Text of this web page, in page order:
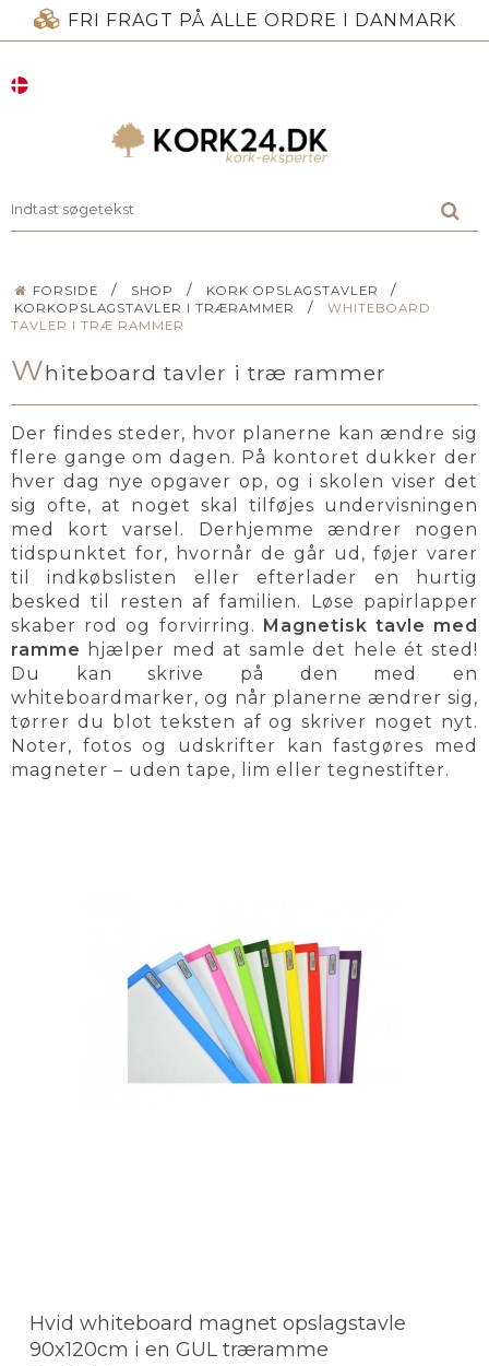
FRI FRAGT PÅ ALLE ORDRE I DANMARK
FORSIDE / SHOP / KORK OPSLAGSTAVLER /
KORKOPSLAGSTAVLER I TRÆRAMMER /
WHITEBOARD
TAVLER I TRÆ RAMMER
Whiteboard tavler i træ rammer
Der findes steder, hvor planerne kan ændre sig
flere gange om dagen. På kontoret dukker der
hver dag nye opgaver op, og i skolen viser det
sig ofte, at noget skal tilføjes undervisningen
med kort varsel. Derhjemme ændrer nogen
tidspunktet for, hvornår de går ud, føjer varer
til indkøbslisten eller efterlader en hurtig
besked til resten af familien. Løse papirlapper
skaber rod og forvirring.
Magnetisk tavle med
ramme hjælper med at samle det hele ét sted!
Du kan skrive på den med en
whiteboardmarker, og når planerne ændrer sig,
tørrer du blot teksten af og skriver noget nyt.
Noter, fotos og udskrifter kan fastgøres med
magneter – uden tape, lim eller tegnestifter.
Hvid whiteboard magnet opslagstavle
90x120cm i en GUL træramme